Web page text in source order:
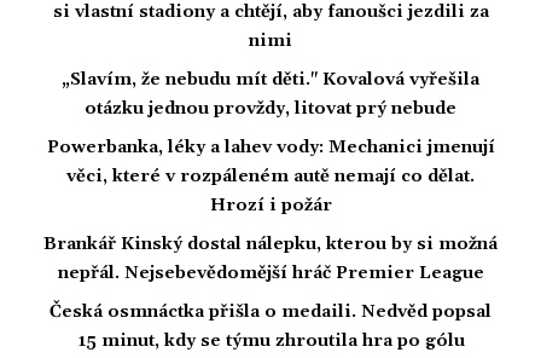
si vlastní stadiony a chtějí, aby fanoušci jezdili za
nimi
„Slavím, že nebudu mít děti." Kovalová vyřešila
otázku jednou provždy, litovat prý nebude
Powerbanka, léky a lahev vody: Mechanici jmenují
věci, které v rozpáleném autě nemají co dělat.
Hrozí i požár
Brankář Kinský dostal nálepku, kterou by si možná
nepřál. Nejsebevědomější hráč Premier League
Česká osmnáctka přišla o medaili. Nedvěd popsal
15 minut, kdy se týmu zhroutila hra po gólu